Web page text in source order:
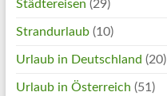
Städtereisen (29)
Strandurlaub(10)
Urlaub in Deutschland (20)
Urlaub in Österreich (51)